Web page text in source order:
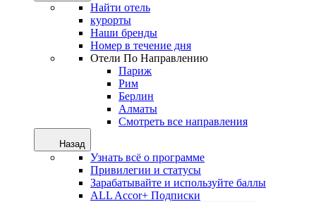
Найти отель
курорты
Наши бренды
Номер в течение дня
Отели По Направлению
Париж
Рим
Берлин
Алматы
Смотреть все направления
Назад
Узнать всё о программе
Привилегии и статусы
Зарабатывайте и используйте баллы
ALL Accor+ Подписки